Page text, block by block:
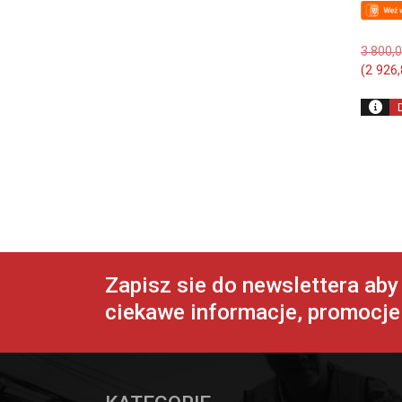
3
(2
Zapisz sie do newslettera
ciekawe informacje,